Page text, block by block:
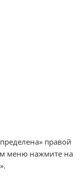
правой
меню нажмите на